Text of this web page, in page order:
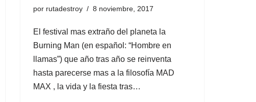
por rutadestroy 8 noviembre, 2017
El festival mas extraño del planeta la
Burning Man (en español: “Hombre en
llamas”) que año tras año se reinventa
hasta parecerse mas a la filosofía MAD
MAX , la vida y la fiesta tras…